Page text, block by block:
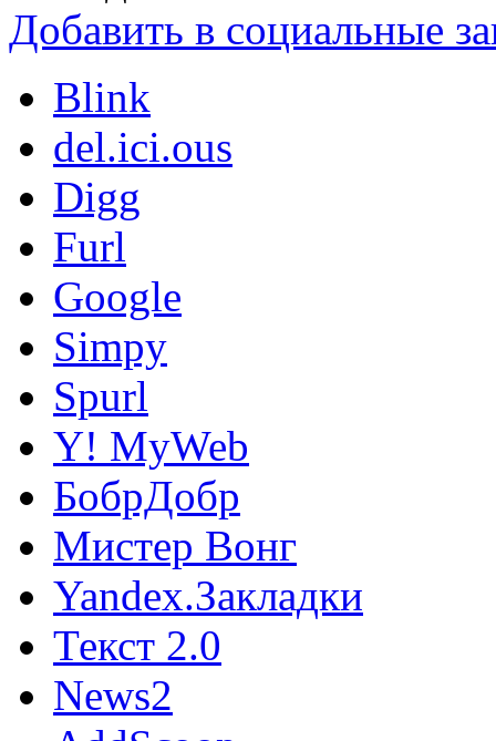
Добавить в социальные
Blink
del.ici.ous
Digg
Furl
Google
Simpy
Spurl
Y! MyWeb
БобрДобр
Мистер Вонг
Yandex.Закладки
Текст 2.0
News2